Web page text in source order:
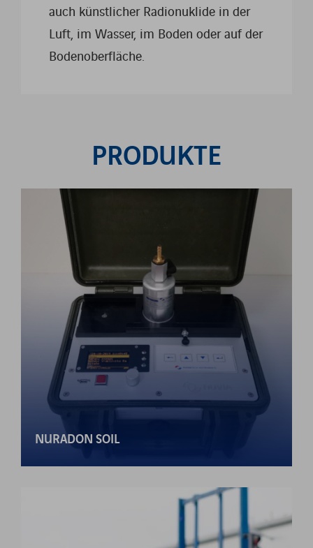
auch künstlicher Radionuklide in der
Luft, im Wasser, im Boden oder auf der
Bodenoberfläche.
PRODUKTE
NURADON SOIL